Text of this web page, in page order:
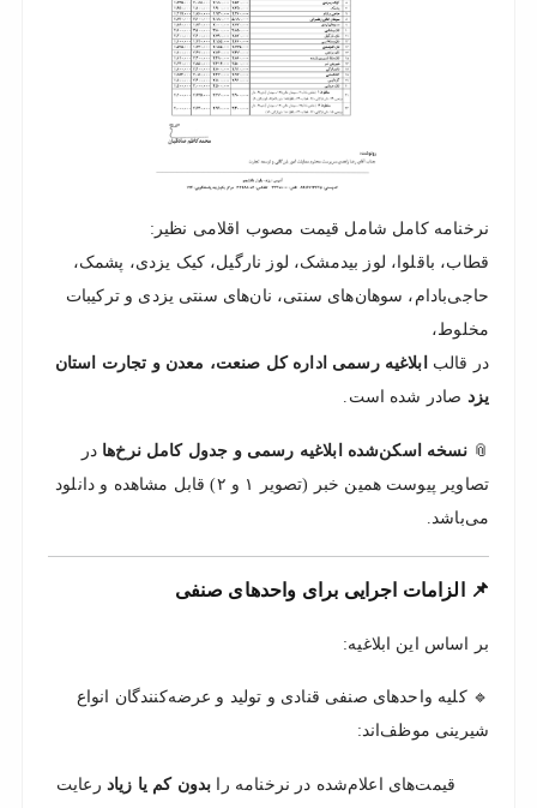
نرخنامه کامل شامل قیمت مصوب اقلامی نظیر:
قطاب، باقلوا، لوز بیدمشک، لوز نارگیل، کیک یزدی، پشمک،
حاجی‌بادام، سوهان‌های سنتی، نان‌های سنتی یزدی و ترکیبات
مخلوط،
در قالب
ابلاغیه رسمی اداره کل صنعت، معدن و تجارت استان
یزد صادر شده است.
📎نسخه اسکن‌شده ابلاغیه رسمی و جدول کامل نرخ‌ها در
تصاویر پیوست همین خبر (تصویر ۱ و ۲) قابل مشاهده و دانلود
می‌باشد.
📌 الزامات اجرایی برای واحدهای صنفی
بر اساس این ابلاغیه:
🔹 کلیه واحدهای صنفی قنادی و تولید و عرضه‌کنندگان انواع
شیرینی موظف‌اند:
قیمت‌های اعلام‌شده در نرخنامه را بدون کم یا زیاد رعایت